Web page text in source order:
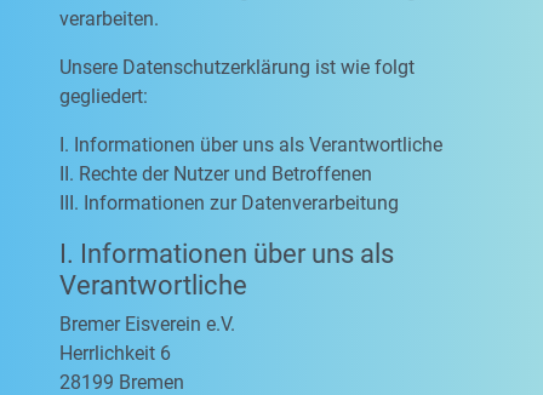
verarbeiten.
Unsere Datenschutzerklärung ist wie folgt
gegliedert:
I. Informationen über uns als Verantwortliche
II. Rechte der Nutzer und Betroffenen
III. Informationen zur Datenverarbeitung
I. Informationen über uns als
Verantwortliche
Bremer Eisverein e.V.
Herrlichkeit 6
28199 Bremen